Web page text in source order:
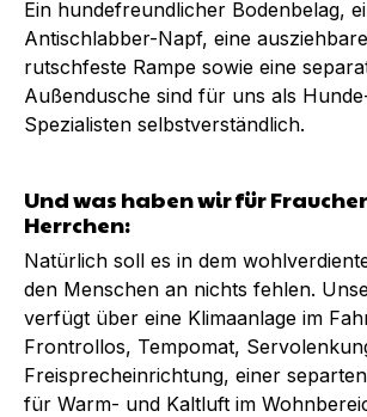
Ein hundefreundlicher Bodenbelag,
Antischlabber-Napf, eine
rutschfeste Rampe sowie eine
Außendusche sind für uns als
Spezialisten selbstverständlich.
Und was haben wir für
Herrchen:
Natürlich soll es in dem
den Menschen an nichts fehlen.
verfügt über eine Klimaanlage im
Frontrollos, Tempomat,
Freisprecheinrichtung, einer
für Warm- und Kaltluft im